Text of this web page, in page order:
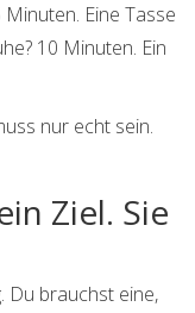
Minuten. Eine Tasse
10 Minuten. Ein
nur echt sein.
Ziel. Sie
Du brauchst eine,